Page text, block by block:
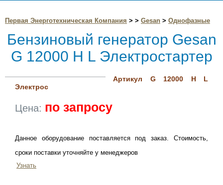
Первая Энерготехническая Компания > > Gesan > Однофазные
Бензиновый генератор Gesan
G 12000 H L Электростартер
Артикул G 12000 H L
Электрос
Цена: по запросу
Данное оборудование поставляется под заказ. Стоимость,
сроки поставки уточняйте у менеджеров
Узнать